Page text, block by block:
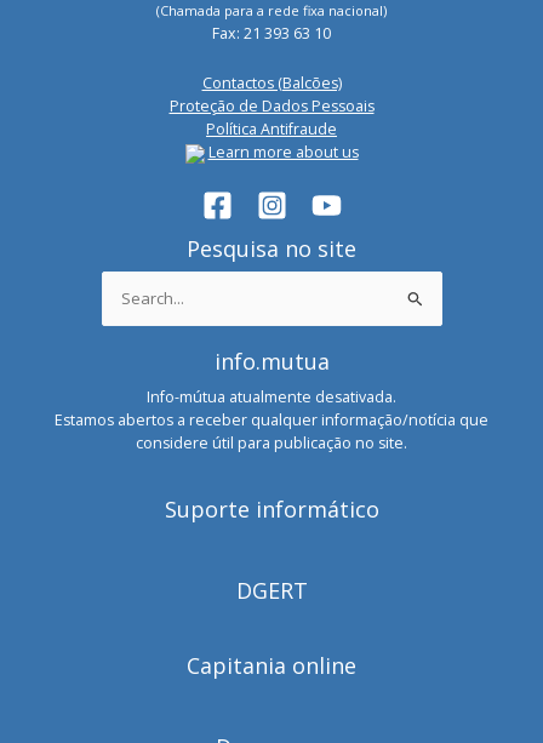
(Chamada para a rede fixa nacional)
Fax: 21 393 63 10
Contactos (Balcões)
Proteção de Dados Pessoais
Política Antifraude
Learn more about us
Pesquisa no site
Search
for:
info.mutua
Info-mútua atualmente desativada.
Estamos abertos a receber qualquer informação/notícia que
considere útil para publicação no site.
Suporte informático
DGERT
Capitania online